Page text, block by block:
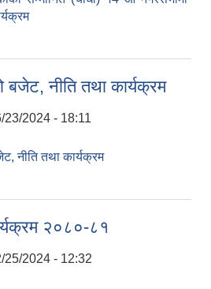
नीति तथा कार्यक्रम
23/2024 - 18:11
नीति तथा कार्यक्रम
२०८०-८१
25/2024 - 12:32